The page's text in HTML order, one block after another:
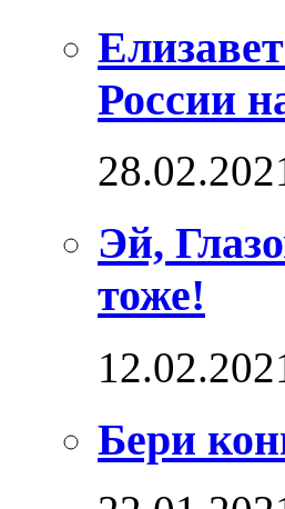
России
Эй,
тоже!
Бери